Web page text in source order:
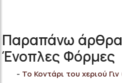
Παραπάνω άρθρα
Ένοπλες Φόρμες
Το Κοντάρι του χεριού